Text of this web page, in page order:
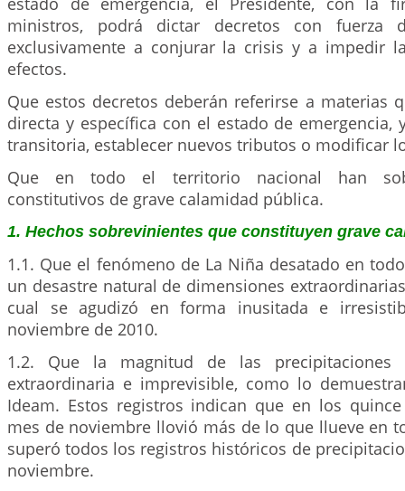
ministros, podrá dictar decretos con fuerza
exclusivamente a conjurar la crisis y a impedir
efectos.
Que estos decretos deberán referirse a materias
directa y específica con el estado de emergencia,
transitoria, establecer nuevos tributos o modificar
Que en todo el territorio nacional han
constitutivos de grave calamidad pública.
1. Hechos sobrevinientes que constituyen grave
1.1. Que el fenómeno de La Niña desatado en
un desastre natural de dimensiones
cual se agudizó en forma inusitada e
noviembre de 2010.
1.2. Que la magnitud de las precipitaciones
extraordinaria e imprevisible, como lo
Ideam. Estos registros indican que en los
mes de noviembre llovió más de lo que llueve en
superó todos los registros históricos de
noviembre.